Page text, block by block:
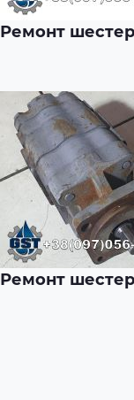
Ремонт
Ремонт